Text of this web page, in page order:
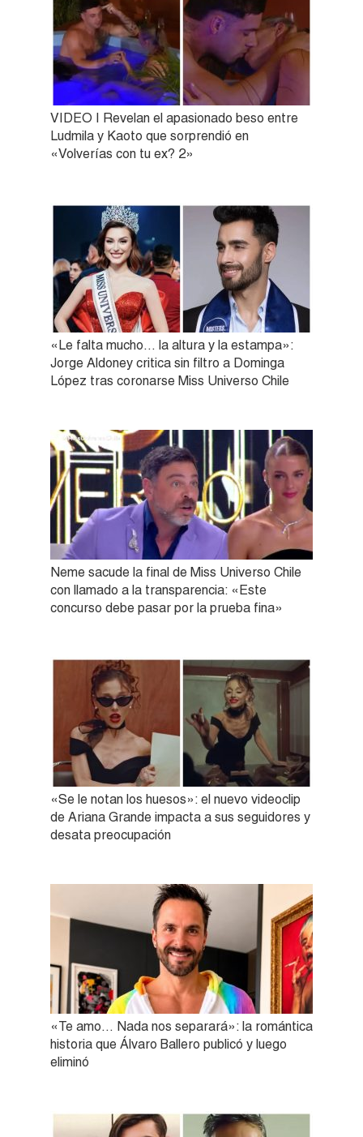
VIDEO | Revelan el apasionado beso entre
Ludmila y Kaoto que sorprendió en
«Volverías con tu ex? 2»
«Le falta mucho… la altura y la estampa»:
Jorge Aldoney critica sin filtro a Dominga
López tras coronarse Miss Universo Chile
Neme sacude la final de Miss Universo Chile
con llamado a la transparencia: «Este
concurso debe pasar por la prueba fina»
«Se le notan los huesos»: el nuevo videoclip
de Ariana Grande impacta a sus seguidores y
desata preocupación
«Te amo… Nada nos separará»: la romántica
historia que Álvaro Ballero publicó y luego
eliminó